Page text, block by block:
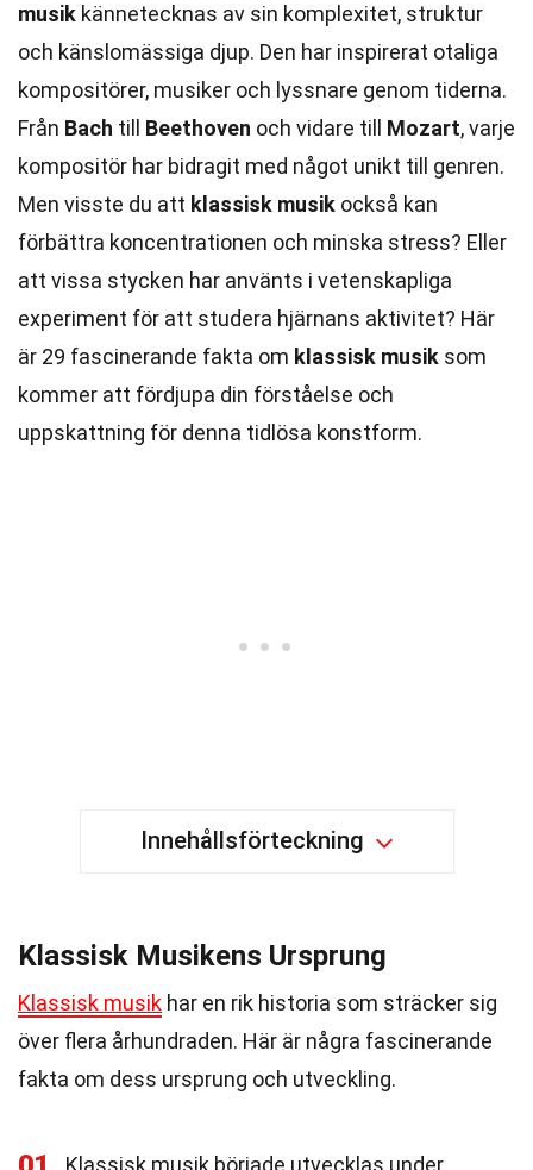
musik kännetecknas av sin komplexitet, struktur
och känslomässiga djup. Den har inspirerat otaliga
kompositörer, musiker och lyssnare genom tiderna.
Från Bach till Beethoven och vidare till Mozart, varje
kompositör har bidragit med något unikt till genren.
Men visste du att klassisk musik också kan
förbättra koncentrationen och minska stress? Eller
att vissa stycken har använts i vetenskapliga
experiment för att studera hjärnans aktivitet? Här
är 29 fascinerande fakta om klassisk musik som
kommer att fördjupa din förståelse och
uppskattning för denna tidlösa konstform.
Innehållsförteckning
Klassisk Musikens Ursprung
Klassisk musik har en rik historia som sträcker sig
över flera århundraden. Här är några fascinerande
fakta om dess ursprung och utveckling.
Klassisk musik började utvecklas under